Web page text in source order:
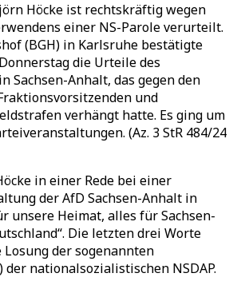
Höcke ist rechtskräftig wegen
einer NS-Parole verurteilt.
(BGH) in Karlsruhe bestätigte
die Urteile des
Sachsen-Anhalt, das gegen den
und
verhängt hatte. Es ging um
(Az. 3 StR 484/24
in einer Rede bei einer
der AfD Sachsen-Anhalt in
unsere Heimat, alles für Sachsen-
Die letzten drei Worte
der sogenannten
der nationalsozialistischen NSDAP.